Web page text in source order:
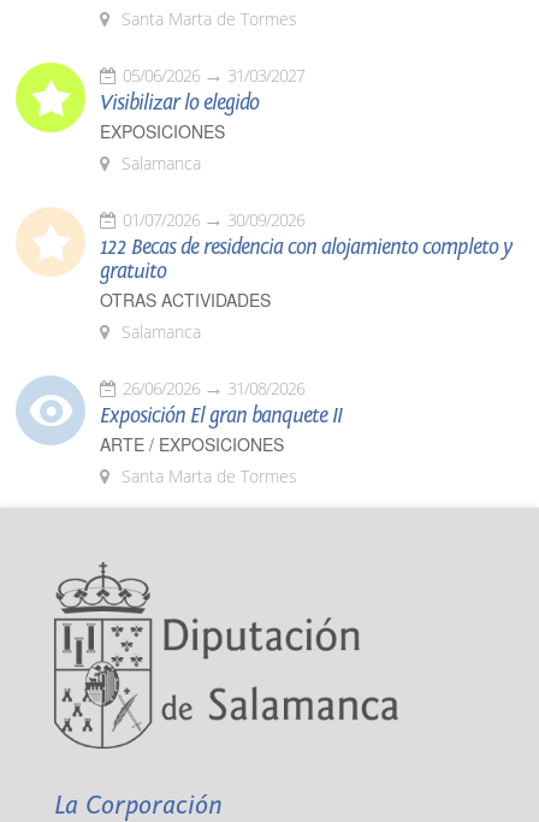
Santa Marta de Tormes
05/06/2026 31/03/2027
Visibilizar lo elegido
EXPOSICIONES
Salamanca
01/07/2026 30/09/2026
122 Becas de residencia con alojamiento completo y
gratuito
OTRAS ACTIVIDADES
Salamanca
26/06/2026 31/08/2026
Exposición El gran banquete II
ARTE / EXPOSICIONES
Santa Marta de Tormes
La Corporación